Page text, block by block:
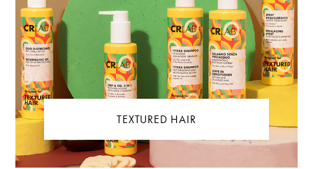
TEXTURED HAIR